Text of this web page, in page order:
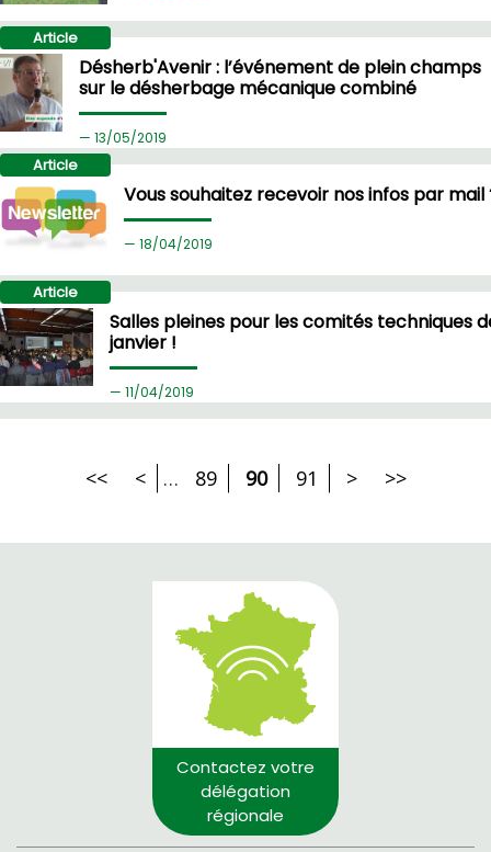
Article
Désherb'Avenir : l’événement de plein champs
sur le désherbage mécanique combiné
13/05/2019
Article
Vous souhaitez recevoir nos infos par mail
18/04/2019
Article
Salles pleines pour les comités techniques
janvier !
11/04/2019
<< < … 89 90 91 > >>
Contactez votre
délégation
régionale